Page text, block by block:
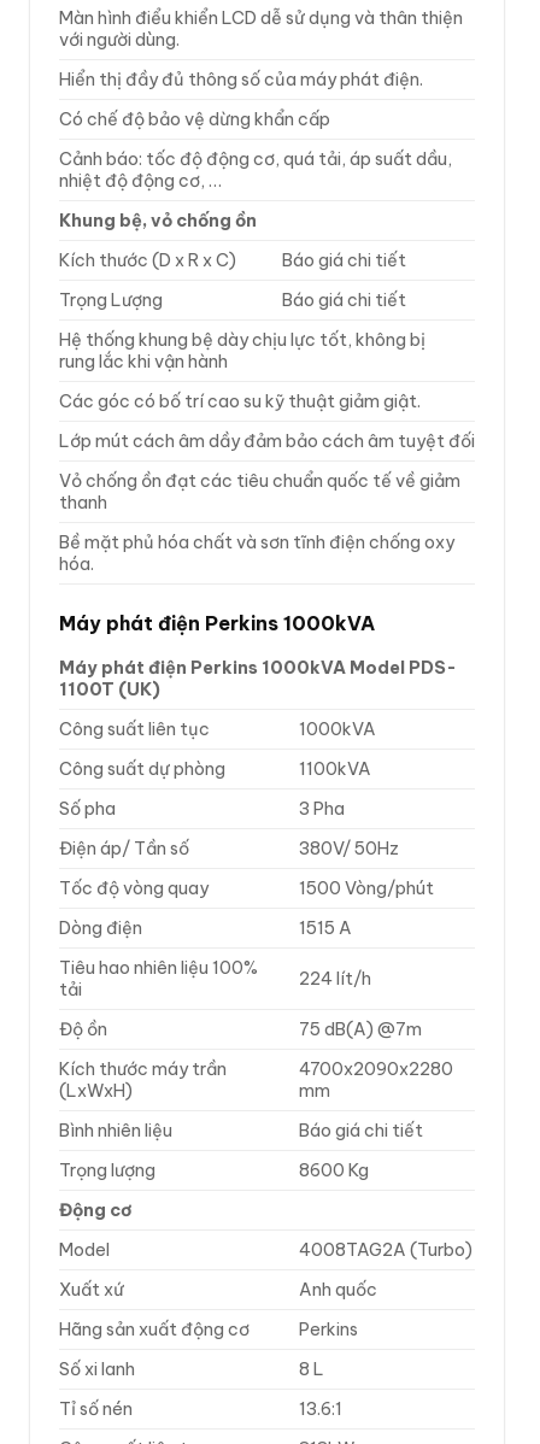
Màn hình điểu khiển LCD dễ sử dụng và thân thiện
với người dùng.
Hiển thị đầy đủ thông số của máy phát điện.
Có chế độ bảo vệ dừng khẩn cấp
Cảnh báo: tốc độ động cơ, quá tải, áp suất dầu,
nhiệt độ động cơ, …
Khung bệ, vỏ chống ồn
Kích thước (D x R x C)
Báo giá chi tiết
Trọng Lượng
Báo giá chi tiết
Hệ thống khung bệ dày chịu lực tốt, không bị
rung lắc khi vận hành
Các góc có bố trí cao su kỹ thuật giảm giật.
Lớp mút cách âm dầy đảm bảo cách âm tuyệt đối
Vỏ chống ồn đạt các tiêu chuẩn quốc tế về giảm
thanh
Bề mặt phủ hóa chất và sơn tĩnh điện chống oxy
hóa.
Máy phát điện Perkins 1000kVA
Máy phát điện Perkins 1000kVA Model PDS-
1100T (UK)
Công suất liên tục
1000kVA
Công suất dự phòng
1100kVA
Số pha
3 Pha
Điện áp/ Tần số
380V/ 50Hz
Tốc độ vòng quay
1500 Vòng/phút
Dòng điện
1515 A
Tiêu hao nhiên liệu 100%
tải
224 lít/h
Độ ồn
75 dB(A) @7m
Kích thước máy trần
(LxWxH)
4700x2090x2280
mm
Bình nhiên liệu
Báo giá chi tiết
Trọng lượng
8600 Kg
Động cơ
Model
4008TAG2A (Turbo)
Xuất xứ
Anh quốc
Hãng sản xuất động cơ
Perkins
Số xi lanh
8 L
Tỉ số nén
13.6:1